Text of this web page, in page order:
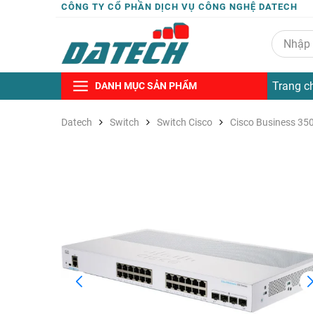
CÔNG TY CỔ PHẦN DỊCH VỤ CÔNG NGHỆ DATECH
DANH MỤC SẢN PHẨM Trang
Datech Switch Switch Cisco Cisco Business